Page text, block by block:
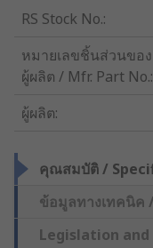
RS Stock No.:
หมายเลขชิ้นส่วนของ
ผู้ผลิต / Mfr. Part No.:
ผู้ผลิต:
คุณสมบัติ /
ข้อมูลทางเทคนิค
Legislation and